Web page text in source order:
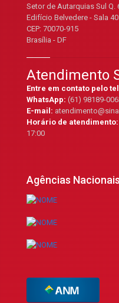
Setor de Autarquias Sul Q.
Edifício Belvedere - Sala
CEP: 70070-915
Brasília - DF
Atendimento
Entre em contato pelo
WhatsApp:(61) 98189-
E-mail:
Horário de atendimento:
17:00
Agências